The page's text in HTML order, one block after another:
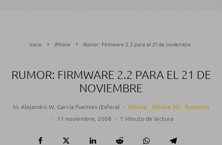
Inicio iPhone Rumor: Firmware 2.2 para el 21 de noviembre
RUMOR: FIRMWARE 2.2 PARA EL 21 DE
NOVIEMBRE
M. Alejandro W. García Fuentes (Esfera) · iPhone iPhone 3G
Rumores
· 11 noviembre, 2008 · 1 Minuto de lectura